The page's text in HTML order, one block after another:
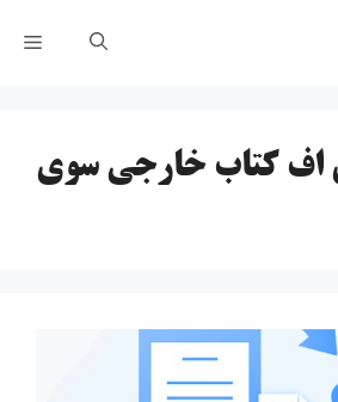
اف کتاب خارجی سوی